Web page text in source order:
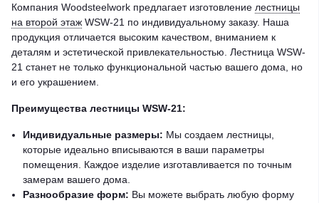
Компания Woodsteelwork предлагает изготовление лестницы
на второй этаж WSW-21 по индивидуальному заказу. Наша
продукция отличается высоким качеством, вниманием к
деталям и эстетической привлекательностью. Лестница WSW-
21 станет не только функциональной частью вашего дома, но
и его украшением.
Преимущества лестницы WSW-21:
Индивидуальные размеры: Мы создаем лестницы,
которые идеально вписываются в ваши параметры
помещения. Каждое изделие изготавливается по точным
замерам вашего дома.
Разнообразие форм: Вы можете выбрать любую форму